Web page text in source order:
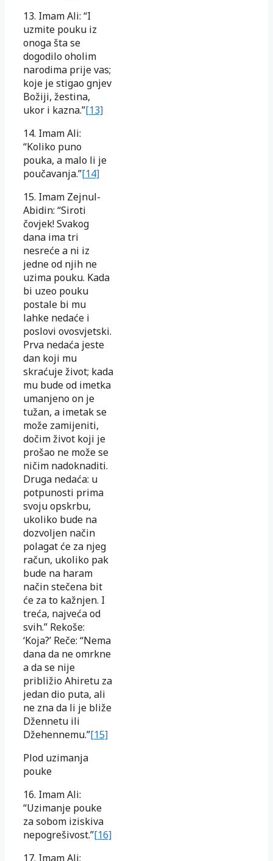
13. Imam Ali: “I
uzmite pouku iz
onoga šta se
dogodilo oholim
narodima prije vas;
koje je stigao gnjev
Božiji, žestina,
ukor i kazna.”[13]
14. Imam Ali:
“Koliko puno
pouka, a malo li je
poučavanja.”[14]
15. Imam Zejnul-
Abidin: “Siroti
čovjek! Svakog
dana ima tri
nesreće a ni iz
jedne od njih ne
uzima pouku. Kada
bi uzeo pouku
postale bi mu
lahke nedaće i
poslovi ovosvjetski.
Prva nedaća jeste
dan koji mu
skraćuje život; kada
mu bude od imetka
umanjeno on je
tužan, a imetak se
može zamijeniti,
dočim život koji je
prošao ne može se
ničim nadoknaditi.
Druga nedaća: u
potpunosti prima
svoju opskrbu,
ukoliko bude na
dozvoljen način
polagat će za njeg
račun, ukoliko pak
bude na haram
način stečena bit
će za to kažnjen. I
treća, najveća od
svih.” Rekoše:
‘Koja?’ Reče: “Nema
dana da ne omrkne
a da se nije
približio Ahiretu za
jedan dio puta, ali
ne zna da li je bliže
Džennetu ili
Džehennemu.”[15]
Plod uzimanja
pouke
16. Imam Ali:
“Uzimanje pouke
za sobom iziskiva
nepogrešivost.”[16]
17. Imam Ali: